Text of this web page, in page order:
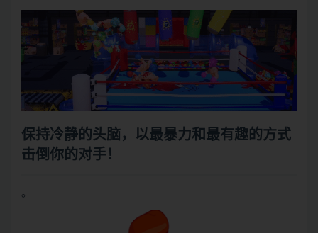
保持冷静的头脑，以最暴力和最有趣的方式
击倒你的对手！
。